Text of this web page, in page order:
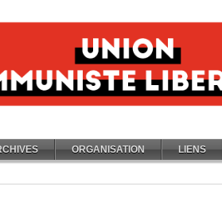
ORGANISATION LIENS